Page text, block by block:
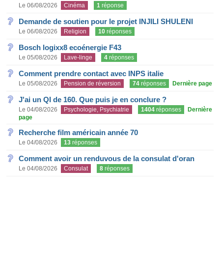
Le 06/08/2026 Cinéma 1 réponse
Demande de soutien pour le projet INJILI SHULENI
Le 06/08/2026 Religion 10 réponses
Bosch logixx8 ecoénergie F43
Le 05/08/2026 Lave-linge 4 réponses
Comment prendre contact avec INPS italie
Le 05/08/2026 Pension de réversion 74 réponses Dernière page
J'ai un QI de 160. Que puis je en conclure ?
Le 04/08/2026 Psychologie, Psychiatrie 1404 réponses
Dernière
page
Recherche film américain année 70
Le 04/08/2026 13 réponses
Comment avoir un renduvous de la consulat d'oran
Le 04/08/2026 Consulat 8 réponses